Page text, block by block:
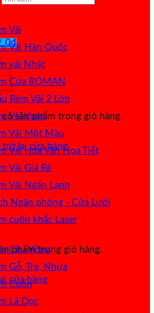
/0₫
có sản phẩm trong giỏ hàng.
trở lại cửa hàng
phẩm trong giỏ hàng.
cửa hàng
Vải
Vải Hàn Quốc
vải Nhật
Cửa ROMAN
Rèm Vải 2 Lớp
Vải Voan
Vải Một Màu
Vải Hoa Văn Họa Tiết
Vải Giá Rẻ
Vải Ngăn Lạnh
Ngăn phòng - Cửa Lưới
cuốn khắc Laser
Cầu Vồng
Gỗ, Tre, Nhựa
Cuốn
Lá Dọc